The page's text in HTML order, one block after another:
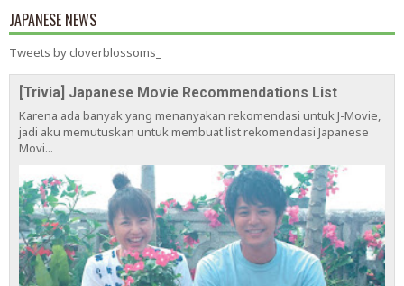
JAPANESE NEWS
Tweets by cloverblossoms_
[Trivia] Japanese Movie Recommendations List
Karena ada banyak yang menanyakan rekomendasi untuk J-Movie,
jadi aku memutuskan untuk membuat list rekomendasi Japanese
Movi...